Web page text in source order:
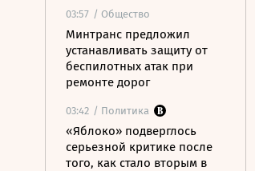
03:57 / Общество
Минтранс предложил
устанавливать защиту от
беспилотных атак при
ремонте дорог
03:42 / Политика
«Яблоко» подверглось
серьезной критике после
того, как стало вторым в